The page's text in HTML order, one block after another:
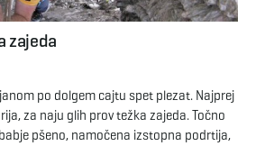
zajeda
po dolgem cajtu spet plezat. Najprej
za naju glih prov težka zajeda. Točno
pšeno, namočena izstopna podrtija,